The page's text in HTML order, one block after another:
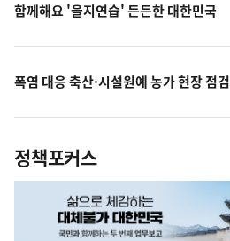
함께해요 '을지연습' 든든한 대한민국
폭염 대응 축산·시설원예 농가 현장 점검
정책포커스